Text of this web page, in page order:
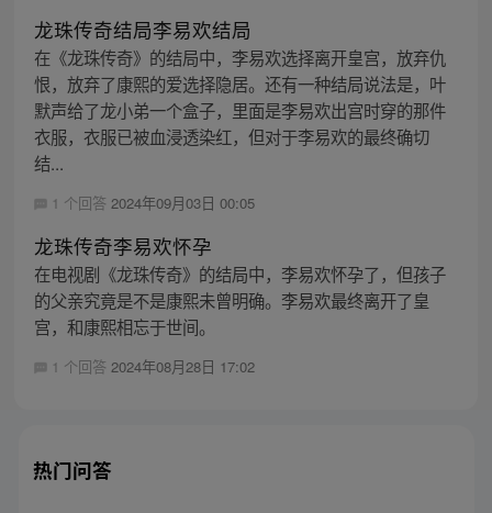
龙珠传奇结局李易欢结局
在《龙珠传奇》的结局中，李易欢选择离开皇宫，放弃仇
恨，放弃了康熙的爱选择隐居。还有一种结局说法是，叶
默声给了龙小弟一个盒子，里面是李易欢出宫时穿的那件
衣服，衣服已被血浸透染红，但对于李易欢的最终确切
结...
1 个回答 2024年09月03日 00:05
龙珠传奇李易欢怀孕
在电视剧《龙珠传奇》的结局中，李易欢怀孕了，但孩子
的父亲究竟是不是康熙未曾明确。李易欢最终离开了皇
宫，和康熙相忘于世间。
1 个回答 2024年08月28日 17:02
热门问答